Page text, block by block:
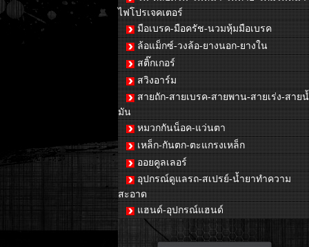
ไฟโปรเจคเตอร์
มือเบรค-มือครัช-นวมหุ้มมือเบรค
ล้อแม็กซ์-วงล้อ-ยางนอก-ยางใน
สติ๊กเกอร์
สวิงอาร์ม
สายถัก-สายเบรค-สายพาน-สายเร่ง-สาย
มัน
หมวกกันน็อค-แว่นตา
เหล็ก-กันตก-ตะแกรงเหล็ก
ออยคูลเลอร์
อุปกรณ์ดูแลรถ-สเปรย์-น้ำยาทำความ
สะอาด
แฮนด์-อุปกรณ์แฮนด์